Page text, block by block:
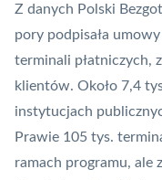
Z danych Polski
pory podpisała
terminali płatniczych,
klientów. Około 7,4
instytucjach
Prawie 105 tys.
ramach programu, ale